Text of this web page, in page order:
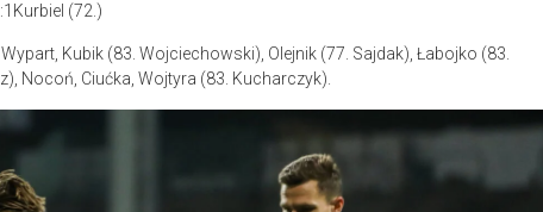
(72.)
Kubik (83. Wojciechowski), Olejnik (77. Sajdak), Łabojko (83.
Nocoń, Ciućka, Wojtyra (83. Kucharczyk).